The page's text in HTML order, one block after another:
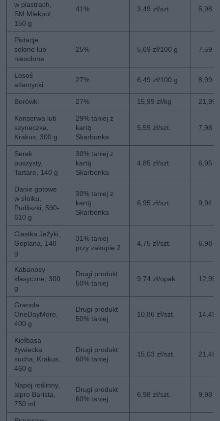
w plastrach,
SM Mlekpol,
150 g
41% 3,49 zł/szt. 5,98
Pistacje
solone lub
niesolone
25% 5,69 zł/100 g 7,59
Łosoś
atlantycki
27% 6,49 zł/100 g 8,99
Borówki 27% 15,99 zł/kg 21,99
Konserwa lub
szyneczka,
Krakus, 300 g
29% taniej z
kartą
Skarbonka
5,59 zł/szt. 7,98
Serek
puszysty,
Tartare, 140 g
30% taniej z
kartą
Skarbonka
4,85 zł/szt. 6,95
Danie gotowe
w słoiku,
Pudliszki, 590-
610 g
30% taniej z
kartą
Skarbonka
6,95 zł/szt. 9,94
Ciastka Jeżyki,
Goplana, 140
g
31% taniej
przy zakupie 2
4,75 zł/szt. 6,98
Kabanosy
klasyczne, 300
g
Drugi produkt
50% taniej
9,74 zł/opak. 12,99
Granola
OneDayMore,
400 g
Drugi produkt
50% taniej
10,86 zł/szt. 14,49
Kiełbasa
żywiecka
sucha, Krakus,
460 g
Drugi produkt
60% taniej
15,03 zł/szt. 21,48
Napój roślinny,
alpro Barista,
750 ml
Drugi produkt
60% taniej
6,98 zł/szt. 9,98